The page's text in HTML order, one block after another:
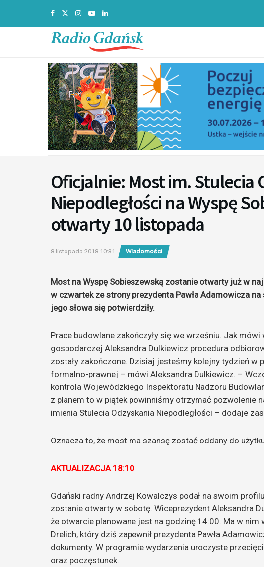
Oficjalnie: Most im. Stulecia
Niepodległości na Wyspę
otwarty 10 listopada
8 listopada 2018 10:31 Wiadomości
Most na Wyspę Sobieszewską zostanie otwarty już w
w czwartek ze strony prezydenta Pawła Adamowicza
jego słowa się potwierdziły.
Prace budowlane zakończyły się we wrześniu. Jak
gospodarczej Aleksandra Dulkiewicz procedura
zostały zakończone. Dzisiaj jesteśmy kolejny tydzień w
formalno-prawnej – mówi Aleksandra Dulkiewicz. –
kontrola Wojewódzkiego Inspektoratu Nadzoru
z planem to w piątek powinniśmy otrzymać pozwolenie
imienia Stulecia Odzyskania Niepodległości – dodaje
Oznacza to, że most ma szansę zostać oddany do
AKTUALIZACJA 18:10
Gdański radny Andrzej Kowalczys podał na swoim
zostanie otwarty w sobotę. Wiceprezydent Aleksandra
że otwarcie planowane jest na godzinę 14:00. Ma w
Drelich, który dziś zapewnił prezydenta Pawła
dokumenty. W programie wydarzenia uroczyste
oraz poczęstunek.